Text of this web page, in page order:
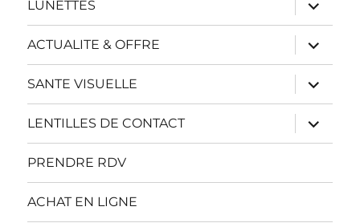
LUNETTES
le
sous-
menu
ACTUALITE & OFFRE
ouvrir
le
sous-
menu
SANTE VISUELLE
ouvrir
le
sous-
menu
LENTILLES DE CONTACT
ouvrir
le
sous-
PRENDRE RDV
ACHAT EN LIGNE